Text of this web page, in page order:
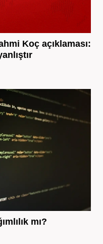
Koç açıklaması:
mı?